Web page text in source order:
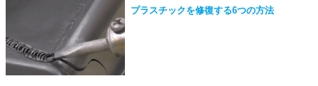
プラスチックを修復する6つの方法